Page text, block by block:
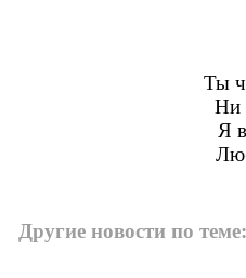
Ты
Ни
Я
Другие новости по теме: